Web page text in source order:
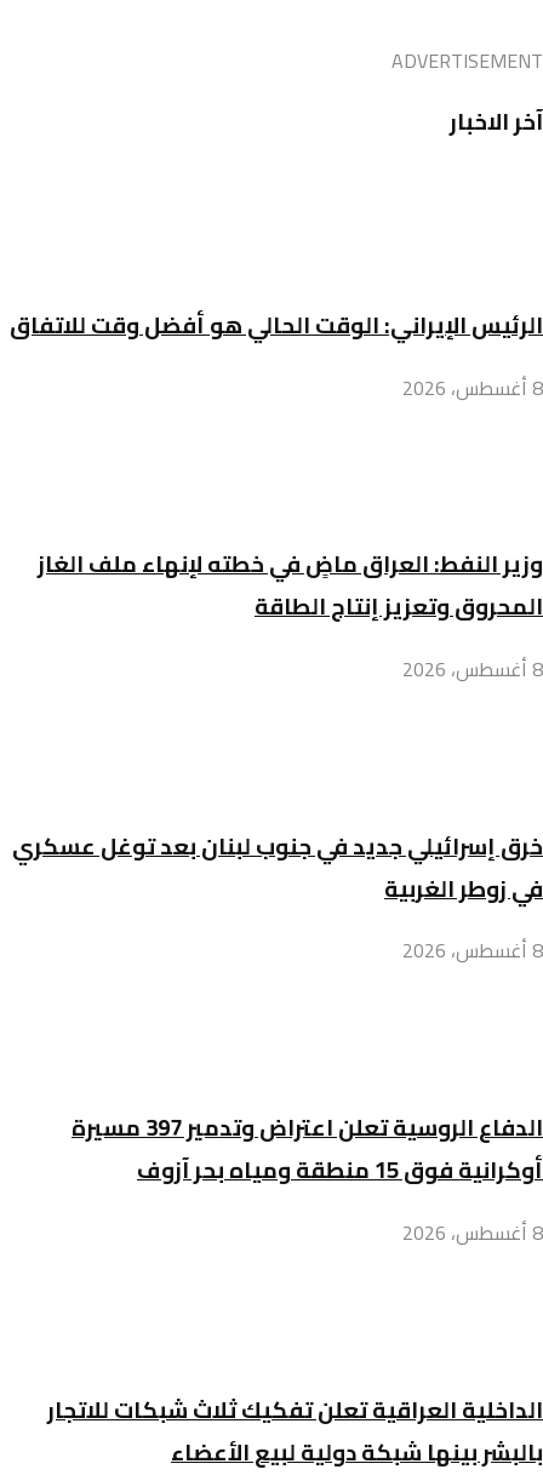
ADVERTISEMENT
آخر الاخبار
الرئيس الإيراني: الوقت الحالي هو أفضل وقت للاتفاق
8 أغسطس، 2026
وزير النفط: العراق ماضٍ في خطته لإنهاء ملف الغاز
المحروق وتعزيز إنتاج الطاقة
8 أغسطس، 2026
خرق إسرائيلي جديد في جنوب لبنان بعد توغل عسكري
في زوطر الغربية
8 أغسطس، 2026
الدفاع الروسية تعلن اعتراض وتدمير 397 مسيرة
أوكرانية فوق 15 منطقة ومياه بحر آزوف
8 أغسطس، 2026
الداخلية العراقية تعلن تفكيك ثلاث شبكات للاتجار
بالبشر بينها شبكة دولية لبيع الأعضاء